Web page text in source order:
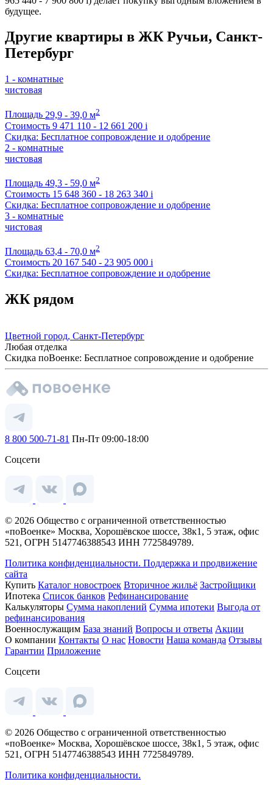
будущее.
Другие квартиры в ЖК Ручьи, Санкт-
Петербург
1 - комнатные
чистовая
Площадь 29,9 - 39,0 м2
Стоимость 9 471 110 - 12 661 200 i
Скидка: Бесплатное сопровождение и одобрение
2 - комнатные
чистовая
Площадь 49,3 - 59,0 м2
Стоимость 15 648 360 - 18 263 340 i
Скидка: Бесплатное сопровождение и одобрение
3 - комнатные
чистовая
Площадь 63,4 - 70,0 м2
Стоимость 20 167 540 - 23 905 000 i
Скидка: Бесплатное сопровождение и одобрение
ЖК рядом
Цветной город, Санкт-Петербург
Любая отделка
Скидка поВоенке: Бесплатное сопровождение и одобрение
8 800 500-71-81 Пн-Пт 09:00-18:00
Соцсети
© 2026 Общество с ограниченной ответственностью
«поВоенке» Москва, Хорошёвское шоссе, 38к1, 5 этаж, офис
521, ОГРН 5147746388543 ИНН 7725849789.
Политика конфиденциальности. Поддержка и продвижение
сайта
Купить Каталог новостроек Вторичное жильё Застройщики
Ипотека Список банков Рефинансирование
Калькуляторы Сумма накоплений Сумма ипотеки Выгода от
рефинансирования
Военнослужащим База знаний Вопросы и ответы Акции
О компании Контакты О нас Новости Наша команда Отзывы
Гарантии Приложение
Соцсети
© 2026 Общество с ограниченной ответственностью
«поВоенке» Москва, Хорошёвское шоссе, 38к1, 5 этаж, офис
521, ОГРН 5147746388543 ИНН 7725849789.
Политика конфиденциальности.